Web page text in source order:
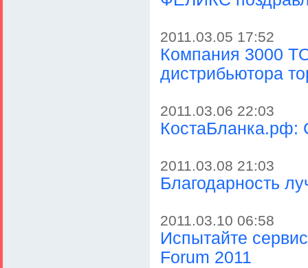
2011.03.05 17:52
Компания 3000
дистрибьютора
2011.03.06 22:03
КостаБланка.рф:
2011.03.08 21:03
Благодарность
2011.03.10 06:58
Испытайте
Forum 2011